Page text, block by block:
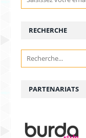
RECHERCHE
PARTENARIATS